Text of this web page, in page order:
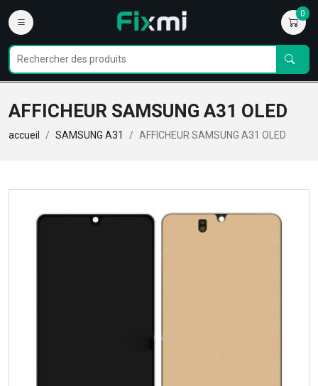
0
AFFICHEUR SAMSUNG A31 OLED
accueil SAMSUNG A31 AFFICHEUR SAMSUNG A31 OLED